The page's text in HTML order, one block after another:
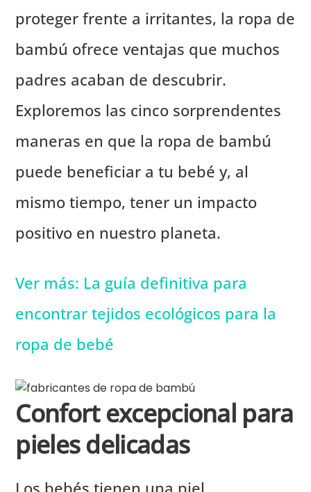
proteger frente a irritantes, la ropa de
bambú ofrece ventajas que muchos
padres acaban de descubrir.
Exploremos las cinco sorprendentes
maneras en que la ropa de bambú
puede beneficiar a tu bebé y, al
mismo tiempo, tener un impacto
positivo en nuestro planeta.
Ver más: La guía definitiva para
encontrar tejidos ecológicos para la
ropa de bebé
Confort excepcional para
pieles delicadas
Los bebés tienen una piel